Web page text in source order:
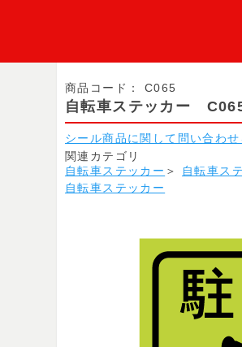
商品コード： C065
自転車ステッカー
シール商品に関して問い合わ
関連カテゴリ
自転車ステッカー ＞
自転車ス
自転車ステッカー